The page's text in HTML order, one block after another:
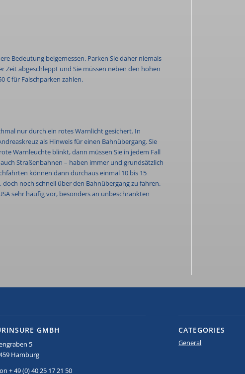
Bedeutung beigemessen. Parken Sie daher niemals
abgeschleppt und Sie müssen neben den hohen
€ für Falschparken zahlen.
nur durch ein rotes Warnlicht gesichert. In
als Hinweis für einen Bahnübergang. Sie
Warnleuchte blinkt, dann müssen Sie in jedem Fall
Straßenbahnen – haben immer und grundsätzlich
können dann durchaus einmal 10 bis 15
noch schnell über den Bahnübergang zu fahren.
sehr häufig vor, besonders an unbeschrankten
GMBH
5
Hamburg
+ 49 (0) 40 25 17 21 50
CATEGORIES
General